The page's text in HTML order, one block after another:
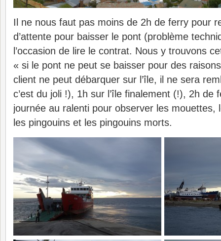
Il ne nous faut pas moins de 2h de ferry pour
d’attente pour baisser le pont (problème
l’occasion de lire le contrat. Nous y trouvons
« si le pont ne peut se baisser pour des
client ne peut débarquer sur l’île, il ne sera
c’est du joli !), 1h sur l’île finalement (!), 2h de
journée au ralenti pour observer les mouettes,
les pingouins et les pingouins morts.